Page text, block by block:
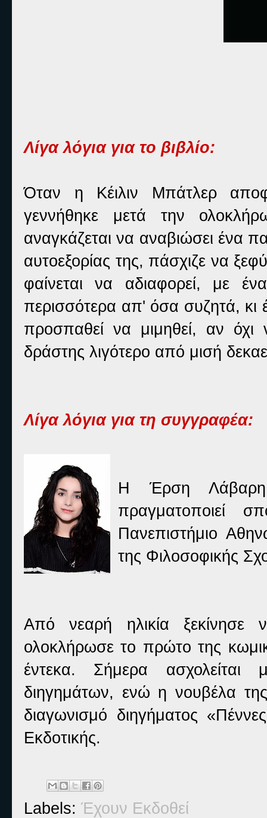
Λίγα λόγια για το βιβλίο:
Όταν η Κέιλιν Μπάτλερ
γεννήθηκε μετά την
αναγκάζεται να αναβιώσει ένα
αυτοεξορίας της, πάσχιζε να
φαίνεται να αδιαφορεί, με
περισσότερα απ' όσα συζητά, κι
προσπαθεί να μιμηθεί, αν όχι
δράστης λιγότερο από μισή
Λίγα λόγια για τη συγγραφέα:
Η Έρση Λάβαρη
πραγματοποιεί
Πανεπιστήμιο
της Φιλοσοφικής
Από νεαρή ηλικία ξεκίνησε
ολοκλήρωσε το πρώτο της
έντεκα. Σήμερα
διηγημάτων, ενώ η νουβέλα
διαγωνισμό διηγήματος
Εκδοτικής.
Labels: Έχουν Εκδοθεί